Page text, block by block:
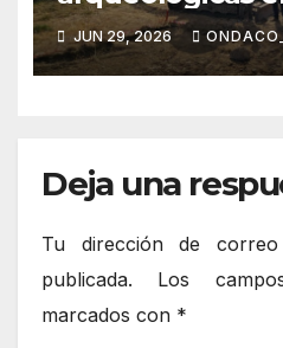
La Malena de Castilblanco
dentro del
recuperación
JUN 29, 2026
Deja una
Tu dirección de
publicada.
Los
marcados con *